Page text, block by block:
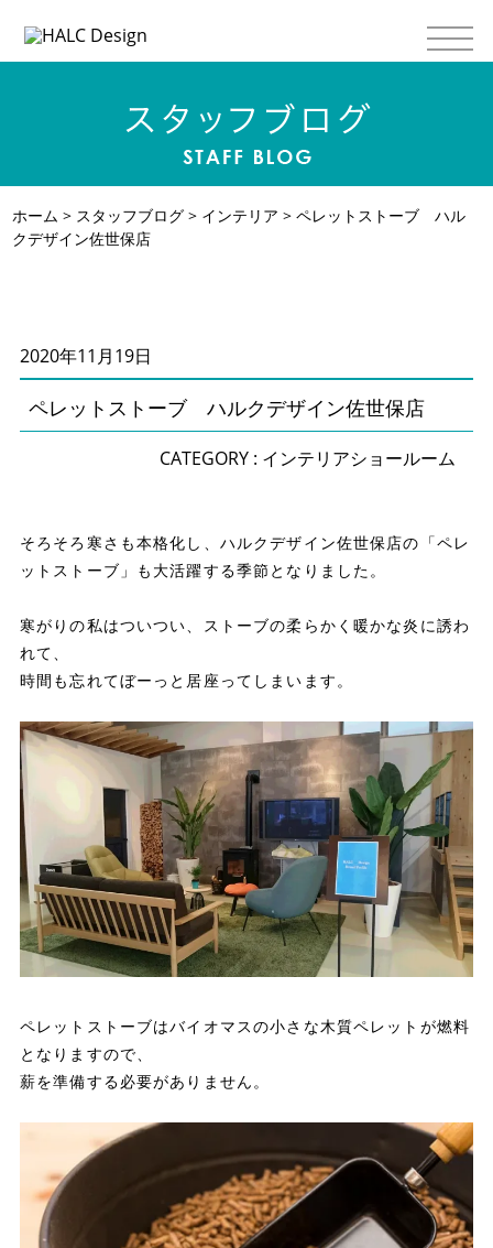
ホーム > スタッフブログ > インテリア > ペレットストーブ ハル
クデザイン佐世保店
2020年11月19日
ペレットストーブ ハルクデザイン佐世保店
CATEGORY : インテリアショールーム
そろそろ寒さも本格化し、ハルクデザイン佐世保店の「ペレ
ットストーブ」も大活躍する季節となりました。
寒がりの私はついつい、ストーブの柔らかく暖かな炎に誘わ
れて、
時間も忘れてぼーっと居座ってしまいます。
ペレットストーブはバイオマスの小さな木質ペレットが燃料
となりますので、
薪を準備する必要がありません。